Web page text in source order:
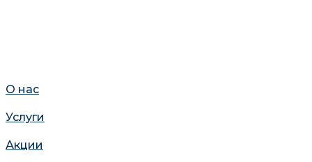
О нас
Услуги
Акции